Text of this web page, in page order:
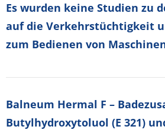
Es wurden keine Studien zu
auf die Verkehrstüchtigkeit
zum Bedienen von
Balneum Hermal F –
Butylhydroxytoluol (E 321)